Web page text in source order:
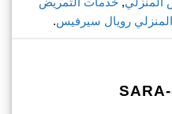
رويال سيرفيس.